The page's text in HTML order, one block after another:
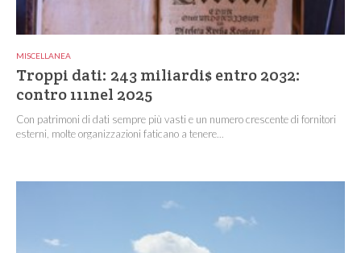
MISCELLANEA
Troppi dati: 243 miliardi$ entro 2032:
contro 111nel 2025
Con patrimoni di dati sempre più vasti e un numero crescente di fornitori
esterni, molte organizzazioni faticano a tenere...